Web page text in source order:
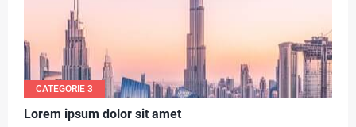
CATEGORIE 3
Lorem ipsum dolor sit amet